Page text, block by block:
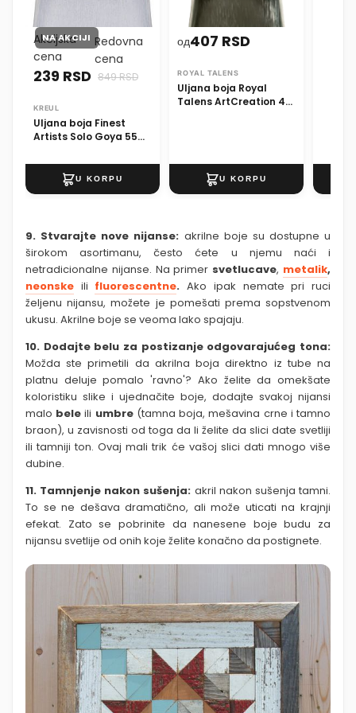
NA AKCIJI
Uljana boja Finest
Artists Solo Goya 55
Akcijska
cena
239 RSD
Redovna
cena
849 RSD
KREUL
Uljana boja Royal
Talens ArtCreation 40
од407 RSD
ROYAL TALENS
9. Stvarajte nove nijanse: akrilne boje su dostupne u
širokom asortimanu, često ćete u njemu naći i
netradicionalne nijanse. Na primer svetlucave, metalik,
neonske ili fluorescentne. Ako ipak nemate pri ruci
željenu nijansu, možete je pomešati prema sopstvenom
ukusu. Akrilne boje se veoma lako spajaju.
10. Dodajte belu za postizanje odgovarajućeg tona:
Možda ste primetili da akrilna boja direktno iz tube na
platnu deluje pomalo 'ravno'? Ako želite da omekšate
koloristiku slike i ujednačite boje, dodajte svakoj nijansi
malo bele ili umbre(tamna boja, mešavina crne i tamno
braon), u zavisnosti od toga da li želite da slici date svetliji
ili tamniji ton. Ovaj mali trik će vašoj slici dati mnogo više
dubine.
11. Tamnjenje nakon sušenja: akril nakon sušenja tamni.
To se ne dešava dramatično, ali može uticati na krajnji
efekat. Zato se pobrinite da nanesene boje budu za
nijansu svetlije od onih koje želite konačno da postignete.